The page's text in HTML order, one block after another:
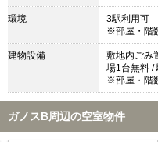
環境
3駅利用可
※部屋・階
建物設備
敷地内ごみ
場1台無料 /
※部屋・階
ガノスB周辺の空室物件